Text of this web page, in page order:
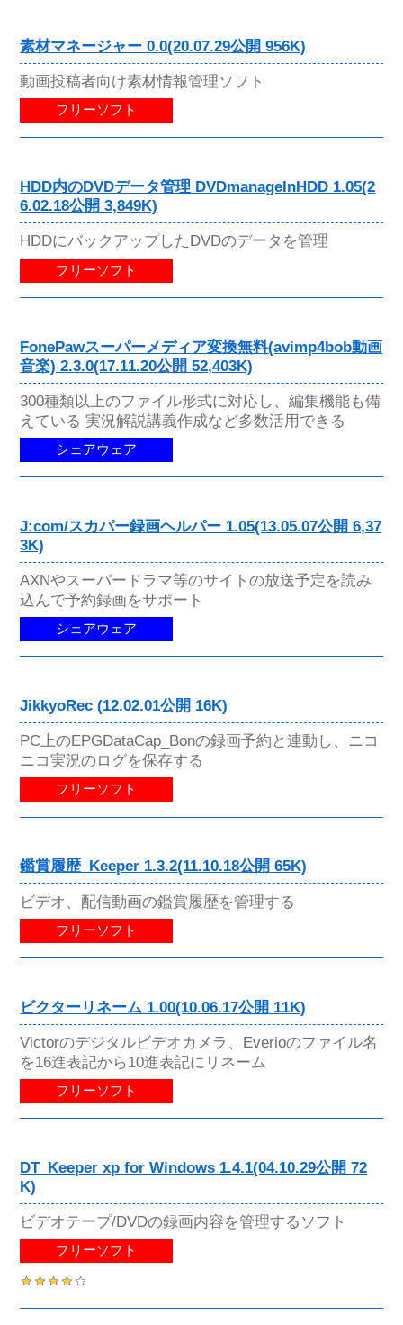
素材マネージャー 0.0(20.07.29公開 956K)
動画投稿者向け素材情報管理ソフト
フリーソフト
HDD内のDVDデータ管理 DVDmanageInHDD 1.05(2
6.02.18公開 3,849K)
HDDにバックアップしたDVDのデータを管理
フリーソフト
FonePawスーパーメディア変換無料(avimp4bob動画
音楽) 2.3.0(17.11.20公開 52,403K)
300種類以上のファイル形式に対応し、編集機能も備
えている 実況解説講義作成など多数活用できる
シェアウェア
J:com/スカパー録画ヘルパー 1.05(13.05.07公開 6,37
3K)
AXNやスーパードラマ等のサイトの放送予定を読み
込んで予約録画をサポート
シェアウェア
JikkyoRec (12.02.01公開 16K)
PC上のEPGDataCap_Bonの録画予約と連動し、ニコ
ニコ実況のログを保存する
フリーソフト
鑑賞履歴_Keeper 1.3.2(11.10.18公開 65K)
ビデオ、配信動画の鑑賞履歴を管理する
フリーソフト
ビクターリネーム 1.00(10.06.17公開 11K)
Victorのデジタルビデオカメラ、Everioのファイル名
を16進表記から10進表記にリネーム
フリーソフト
DT_Keeper xp for Windows 1.4.1(04.10.29公開 72
K)
ビデオテープ/DVDの録画内容を管理するソフト
フリーソフト